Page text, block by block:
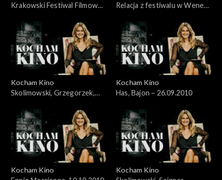
Krakowski Festiwal Filmowy
Relacja z festiwalu w Wenecji
Kocham Kino
Skolimowski, Grzegorzek,
Kocham Kino
Has, Bajon – 26.09.2010
Kocham Kino
Kocham Kino